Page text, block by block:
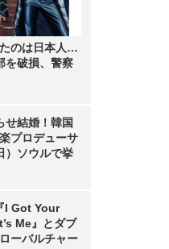
のは日本人…
を破損、警察
せ結婚！韓国
プロデューサ
）ソウルで挙
I Got Your
Me』とダブ
ーバルチャー